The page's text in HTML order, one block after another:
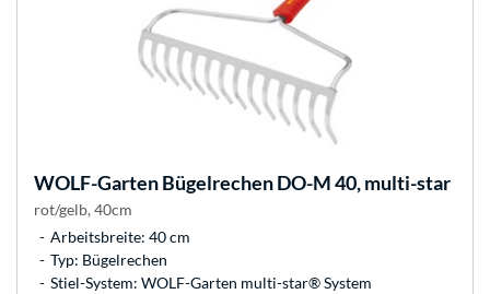
WOLF-GartenBügelrechen DO-M 40, multi-star
rot/gelb, 40cm
Arbeitsbreite: 40 cm
Typ: Bügelrechen
Stiel-System: WOLF-Garten multi-star® System